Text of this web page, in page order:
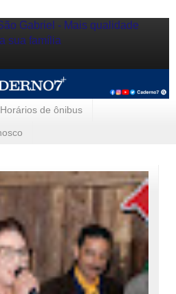
Horários de ônibus